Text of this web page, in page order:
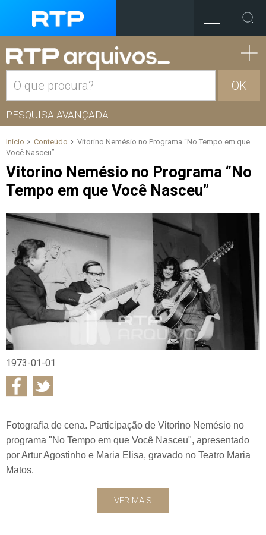
OK
PESQUISA AVANÇADA
Início Conteúdo
Vitorino Nemésio no Programa “No Tempo em que
Você Nasceu”
Vitorino Nemésio no Programa “No
Tempo em que Você Nasceu”
1973-01-01
Fotografia de cena. Participação de Vitorino Nemésio no
programa "No Tempo em que Você Nasceu", apresentado
por Artur Agostinho e Maria Elisa, gravado no Teatro Maria
Matos.
VER MAIS